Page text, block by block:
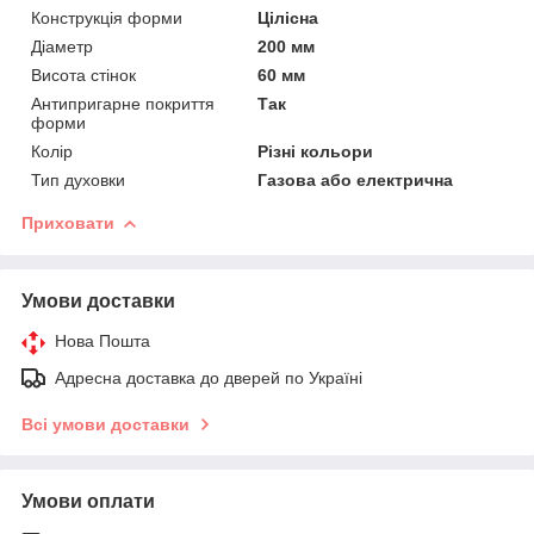
Конструкція форми
Цілісна
Діаметр
200 мм
Висота стінок
60 мм
Антипригарне покриття
форми
Так
Колір
Різні кольори
Тип духовки
Газова або електрична
Приховати
Умови доставки
Нова Пошта
Адресна доставка до дверей по Україні
Всі умови доставки
Умови оплати